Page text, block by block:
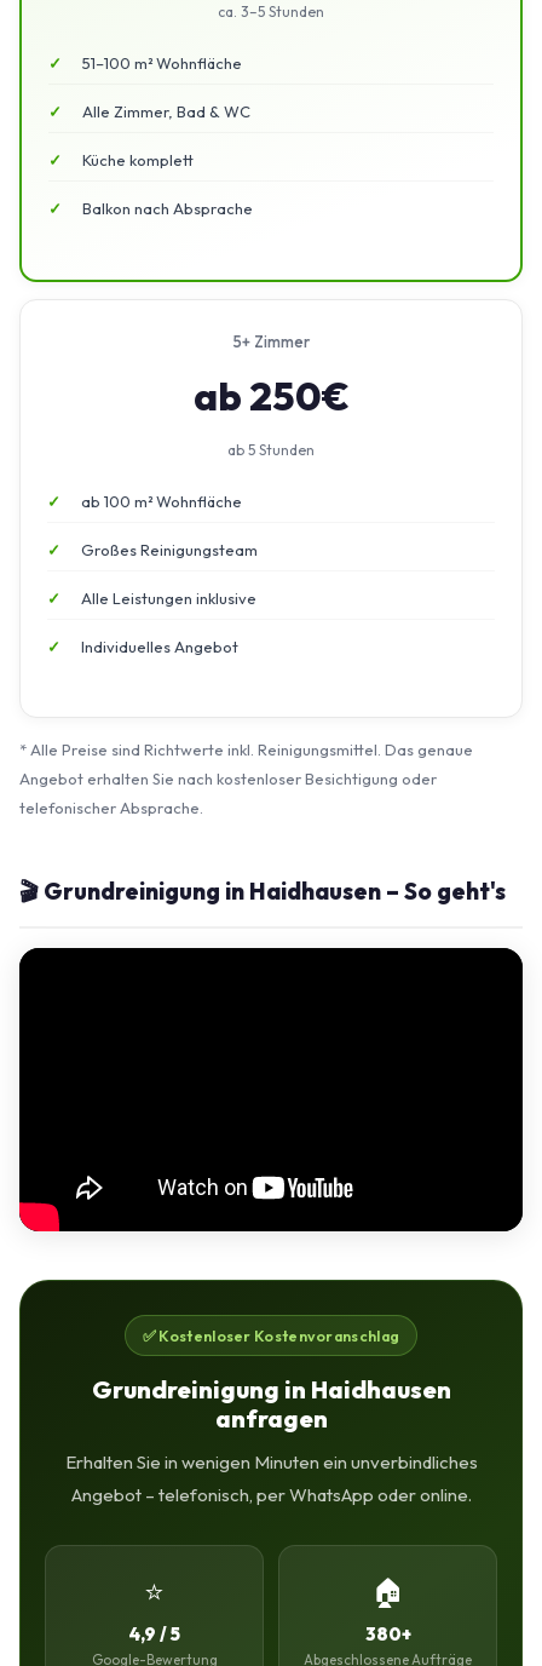
ca. 3–5 Stunden
51–100 m² Wohnfläche
Alle Zimmer, Bad & WC
Küche komplett
Balkon nach Absprache
5+ Zimmer
ab 250€
ab 5 Stunden
ab 100 m² Wohnfläche
Großes Reinigungsteam
Alle Leistungen inklusive
Individuelles Angebot
* Alle Preise sind Richtwerte inkl. Reinigungsmittel. Das genaue
Angebot erhalten Sie nach kostenloser Besichtigung oder
telefonischer Absprache.
🎬 Grundreinigung in Haidhausen – So geht's
✅ Kostenloser Kostenvoranschlag
Grundreinigung in Haidhausen
anfragen
Erhalten Sie in wenigen Minuten ein unverbindliches
Angebot – telefonisch, per WhatsApp oder online.
⭐
4,9 / 5
Google-Bewertung
🏠
380+
Abgeschlossene Aufträge